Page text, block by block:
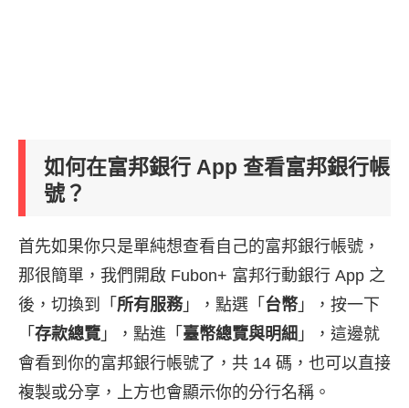
如何在富邦銀行 App 查看富邦銀行帳
號？
首先如果你只是單純想查看自己的富邦銀行帳號，
那很簡單，我們開啟 Fubon+ 富邦行動銀行 App 之
後，切換到「 所有服務」，點選「 台幣 」，按一下
「 存款總覽 」，點進「 臺幣總覽與明細 」，這邊就
會看到你的富邦銀行帳號了，共 14 碼，也可以直接
複製或分享，上方也會顯示你的分行名稱。